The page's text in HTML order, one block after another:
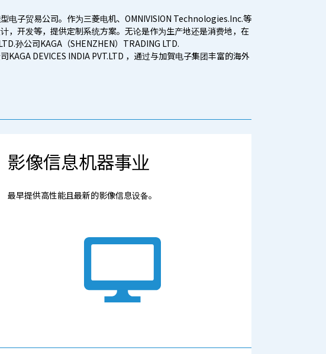
电子贸易公司。作为三菱电机、OMNIVISION Technologies.Inc.等
，开发等，提供定制系统方案。无论是作为生产地还是消费地，在
孙公司KAGA（SHENZHEN）TRADING LTD.
DEVICES INDIA PVT.LTD ，通过与加賀电子集团丰富的海外
影像信息机器事业
最早提供高性能且最新的影像信息设备。